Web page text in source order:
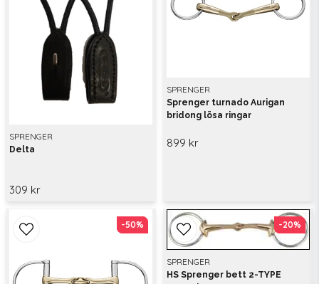
SPRENGER
Delta
309 kr
SPRENGER
Sprenger turnado Aurigan
bridong lösa ringar
899 kr
-50%
-50%
SPRENGER
HS Sprenger bett 2-TYPE
-20%
-20%